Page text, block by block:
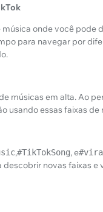
onde você pode
para navegar por
músicas em alta. Ao
usando essas faixas de
,#TikTokSong, e
novas faixas